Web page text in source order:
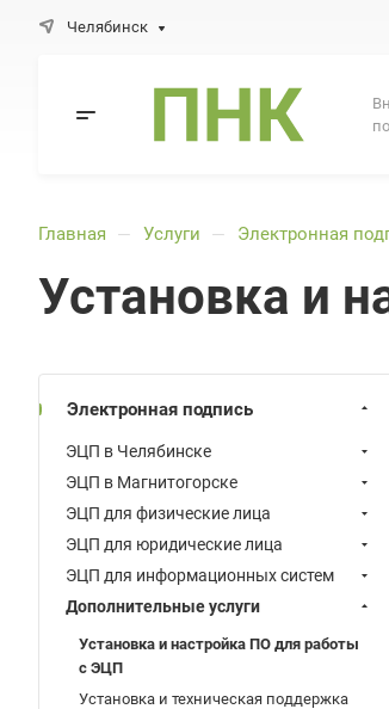
Челябинск
Главная — Услуги — Электронная
Установка и
Электронная подпись
ЭЦП в Челябинске
ЭЦП в Магнитогорске
ЭЦП для физические лица
ЭЦП для юридические лица
ЭЦП для информационных систем
Дополнительные услуги
Установка и настройка ПО для работы
с ЭЦП
Установка и техническая поддержка